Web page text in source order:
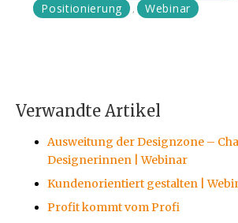
Positionierung , Webinar
Verwandte Artikel
Ausweitung der Designzone –
Designerinnen | Webinar
Kundenorientiert gestalten |
Profit kommt vom Profi